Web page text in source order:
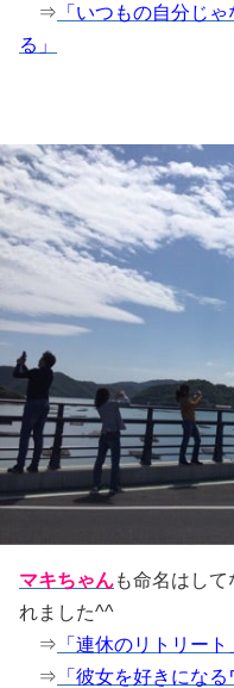
⇒ 「いつもの自分じ
る」
マキちゃんも命名はし
れました^^
⇒ 「連休のリトリート
⇒ 「彼女を好きにな